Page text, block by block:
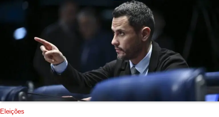
Eleições